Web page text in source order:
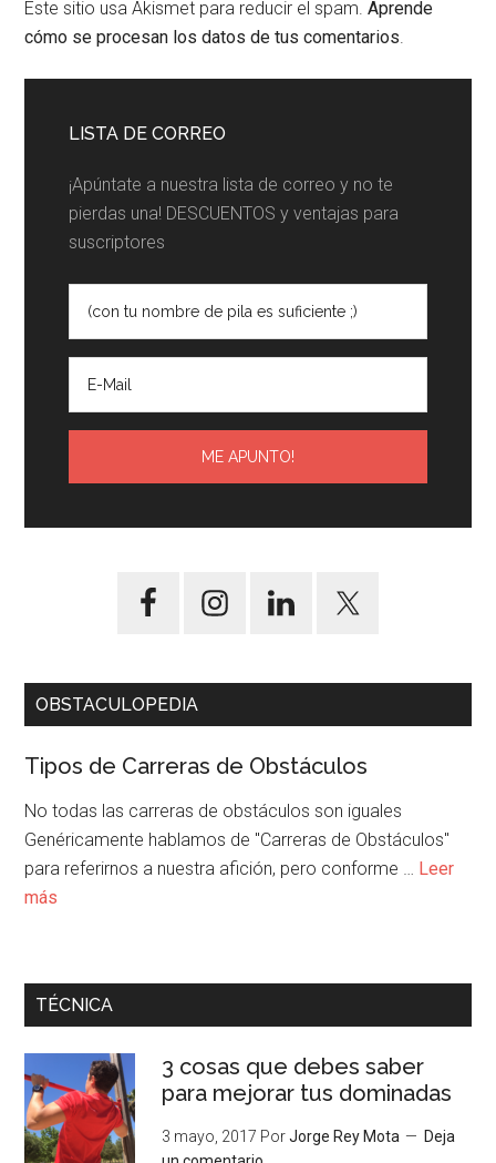
Este sitio usa Akismet para reducir el spam.Aprende
cómo se procesan los datos de tus comentarios.
LISTA DE CORREO
¡Apúntate a nuestra lista de correo y no te
pierdas una! DESCUENTOS y ventajas para
suscriptores
OBSTACULOPEDIA
Tipos de Carreras de Obstáculos
No todas las carreras de obstáculos son iguales
Genéricamente hablamos de "Carreras de Obstáculos"
para referirnos a nuestra afición, pero conforme … Leer
más
TÉCNICA
3 cosas que debes saber
para mejorar tus dominadas
3 mayo, 2017 PorJorge Rey Mota
Deja